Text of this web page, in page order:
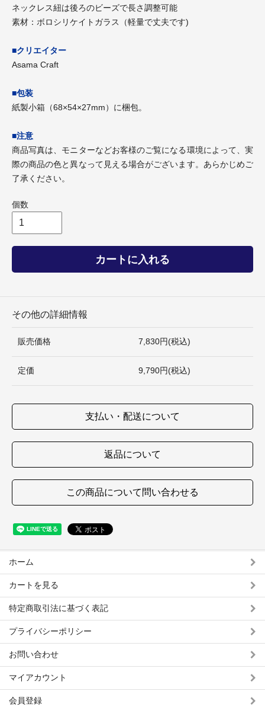
ネックレス紐は後ろのビーズで長さ調整可能
素材：ボロシリケイトガラス（軽量で丈夫です)
■クリエイター
Asama Craft
■包装
紙製小箱（68×54×27mm）に梱包。
■注意
商品写真は、モニターなどお客様のご覧になる環境によって、実
際の商品の色と異なって見える場合がございます。あらかじめご
了承ください。
個数
カートに入れる
その他の詳細情報
販売価格 7,830円(税込)
定価 9,790円(税込)
支払い・配送について
返品について
この商品について問い合わせる
ホーム
カートを見る
特定商取引法に基づく表記
プライバシーポリシー
お問い合わせ
マイアカウント
会員登録